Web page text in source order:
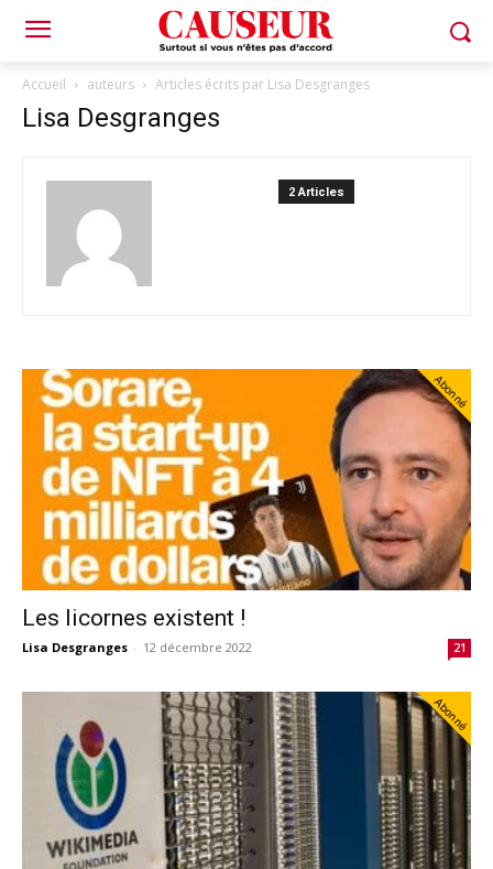
Accueil auteurs Articles écrits par Lisa Desgranges
Lisa Desgranges
2 Articles
Abonné
Les licornes existent !
Lisa Desgranges - 12 décembre 2022 21
Abonné